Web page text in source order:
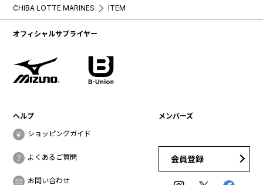
CHIBA LOTTE MARINES ITEM
オフィシャルサプライヤー
ヘルプ
ショッピングガイド
よくあるご質問
お問い合わせ
メンバーズ
会員登録